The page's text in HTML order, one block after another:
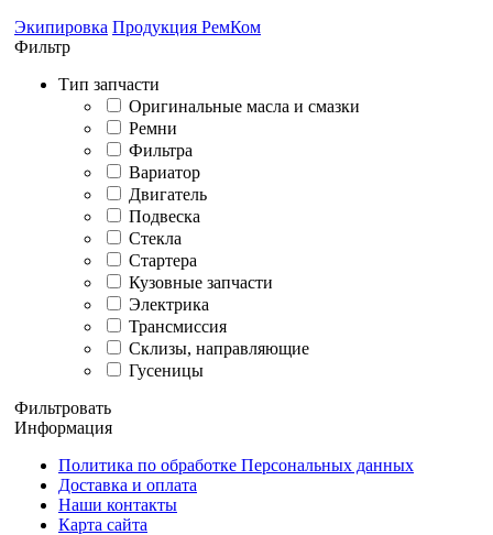
Экипировка Продукция РемКом
Фильтр
Тип запчасти
Оригинальные масла и смазки
Ремни
Фильтра
Вариатор
Двигатель
Подвеска
Стекла
Стартера
Кузовные запчасти
Электрика
Трансмиссия
Склизы, направляющие
Гусеницы
Фильтровать
Информация
Политика по обработке Персональных данных
Доставка и оплата
Наши контакты
Карта сайта